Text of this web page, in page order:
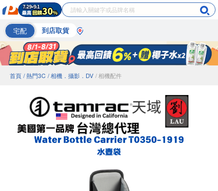
宅配 到店取貨
首頁 / 熱門3C / 相機．攝影．DV / 相機配件